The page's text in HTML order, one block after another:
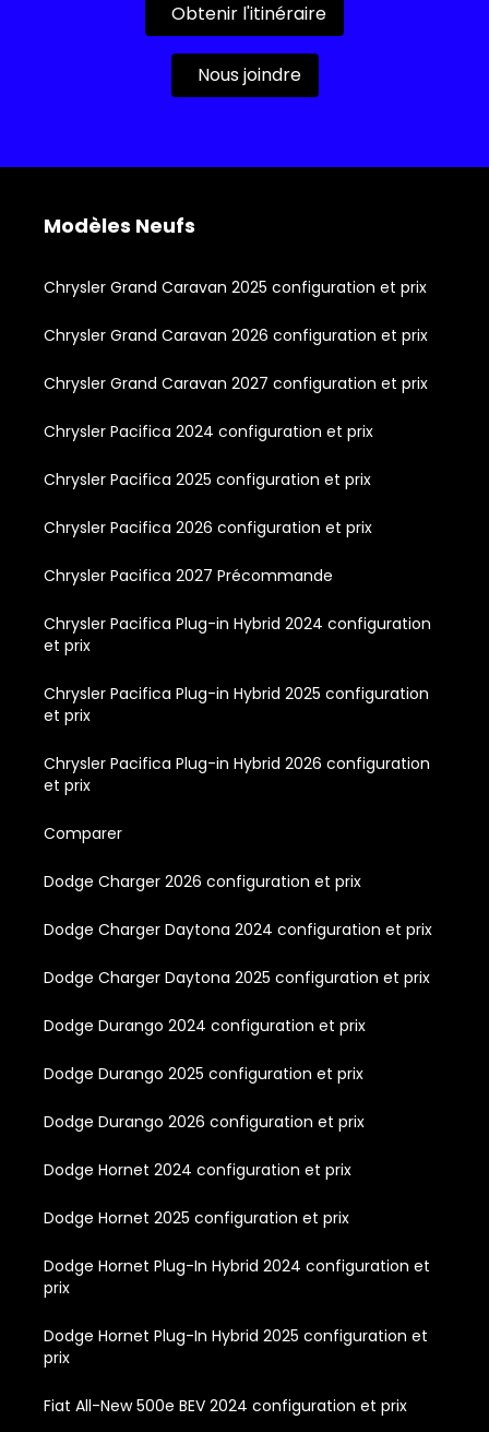
Obtenir l'itinéraire
Nous joindre
Modèles Neufs
Chrysler Grand Caravan 2025 configuration et prix
Chrysler Grand Caravan 2026 configuration et prix
Chrysler Grand Caravan 2027 configuration et prix
Chrysler Pacifica 2024 configuration et prix
Chrysler Pacifica 2025 configuration et prix
Chrysler Pacifica 2026 configuration et prix
Chrysler Pacifica 2027 Précommande
Chrysler Pacifica Plug-in Hybrid 2024 configuration
et prix
Chrysler Pacifica Plug-in Hybrid 2025 configuration
et prix
Chrysler Pacifica Plug-in Hybrid 2026 configuration
et prix
Comparer
Dodge Charger 2026 configuration et prix
Dodge Charger Daytona 2024 configuration et prix
Dodge Charger Daytona 2025 configuration et prix
Dodge Durango 2024 configuration et prix
Dodge Durango 2025 configuration et prix
Dodge Durango 2026 configuration et prix
Dodge Hornet 2024 configuration et prix
Dodge Hornet 2025 configuration et prix
Dodge Hornet Plug-In Hybrid 2024 configuration et
prix
Dodge Hornet Plug-In Hybrid 2025 configuration et
prix
Fiat All-New 500e BEV 2024 configuration et prix